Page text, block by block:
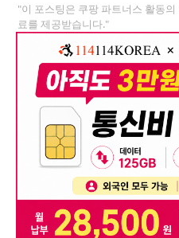
"이 포스팅은 쿠팡 파트너스 활동
료를 제공받습니다."